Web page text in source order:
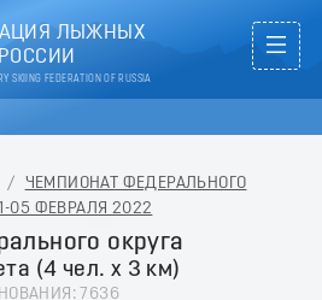
ЛЫЖНЫХ
РОССИИ
SKIING FEDERATION OF RUSSIA
/ ЧЕМПИОНАТ ФЕДЕРАЛЬНОГО
05 ФЕВРАЛЯ 2022
округа
(4 чел. х 3 км)
7636